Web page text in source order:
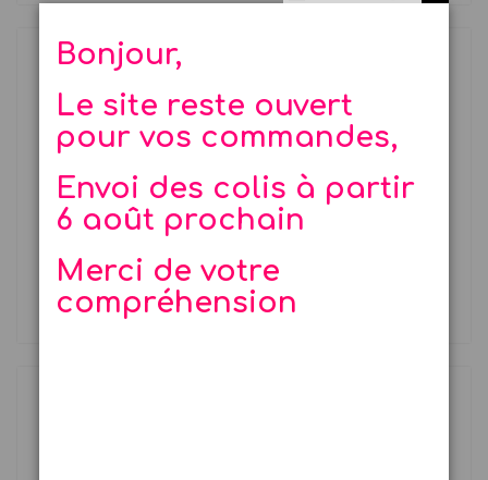
Bonjour,
Le site reste ouvert
pour vos commandes,
Envoi des colis à partir
6 août prochain
Merci de votre
compréhension
Serviettes champignon détails dorés
16 serviettes en papier découpe...
4,25 €